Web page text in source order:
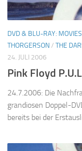
DVD & BLU-RAY:
THORGERSON/ THE
24. JULI 2006
Pink Floyd
24.7.2006: Die
grandiosen Doppel-
bereits bei der